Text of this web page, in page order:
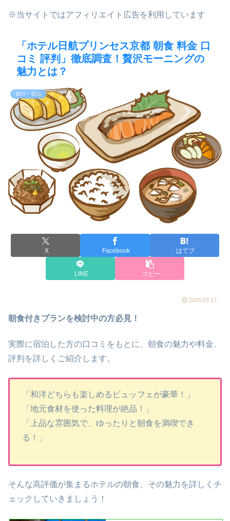
※当サイトではアフィリエイト広告を利用しています
「ホテル日航プリンセス京都 朝食 料金 口
コミ 評判」徹底調査！贅沢モーニングの
魅力とは？
旅行・宿泊
X Facebook はてブ
LINE コピー
2025.03.17
朝食付きプランを検討中の方必見！
実際に宿泊した方の口コミをもとに、朝食の魅力や料金、
評判を詳しくご紹介します。
「和洋どちらも楽しめるビュッフェが豪華！」
「地元食材を使った料理が絶品！」
「上品な雰囲気で、ゆったりと朝食を満喫でき
る！」
そんな高評価が集まるホテルの朝食、その魅力を詳しくチ
ェックしていきましょう！